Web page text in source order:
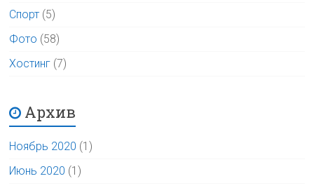
Спорт (5)
Фото (58)
Хостинг (7)
Архив
Ноябрь 2020 (1)
Июнь 2020 (1)